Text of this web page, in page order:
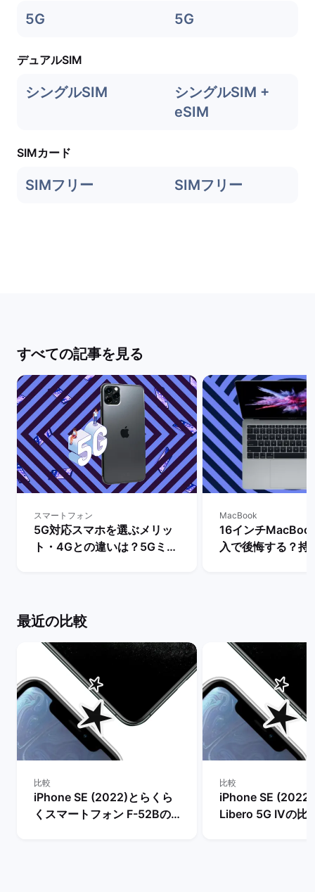
5G 5G
デュアルSIM
シングルSIM
シングルSIM +
eSIM
SIMカード
SIMフリー SIMフリー
すべての記事を見る
スマートフォン
5G対応スマホを選ぶメリッ
ト・4Gとの違いは？5Gミリ
MacBook
16インチ
入で後悔する？持
最近の比較
比較
iPhone SE (2022)とらくら
くスマートフォン F-52Bの
比較
iPhone SE
Libero 5G IVの比